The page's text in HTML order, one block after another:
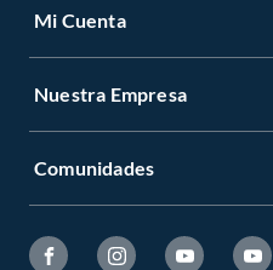
Mi Cuenta
Nuestra Empresa
Comunidades